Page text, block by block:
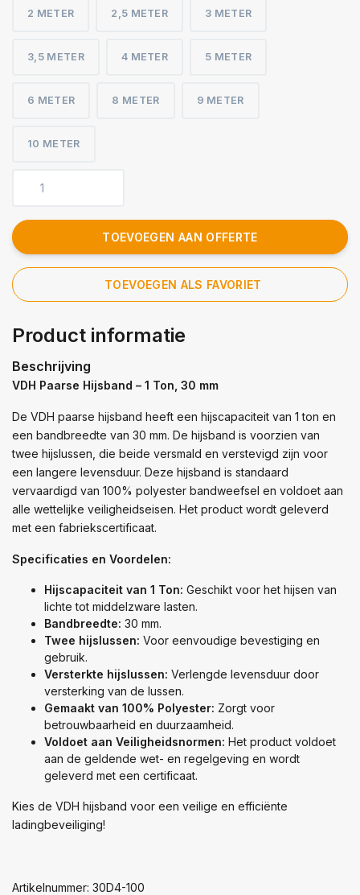
2 METER 2,5 METER 3 METER
3,5 METER 4 METER 5 METER
6 METER 8 METER 9 METER
10 METER
TOEVOEGEN AAN OFFERTE
TOEVOEGEN ALS FAVORIET
Product informatie
Beschrijving
VDH Paarse Hijsband – 1 Ton, 30 mm
De VDH paarse hijsband heeft een hijscapaciteit van 1 ton en
een bandbreedte van 30 mm. De hijsband is voorzien van
twee hijslussen, die beide versmald en verstevigd zijn voor
een langere levensduur. Deze hijsband is standaard
vervaardigd van 100% polyester bandweefsel en voldoet aan
alle wettelijke veiligheidseisen. Het product wordt geleverd
met een fabriekscertificaat.
Specificaties en Voordelen:
Hijscapaciteit van 1 Ton: Geschikt voor het hijsen van
lichte tot middelzware lasten.
Bandbreedte: 30 mm.
Twee hijslussen: Voor eenvoudige bevestiging en
gebruik.
Versterkte hijslussen: Verlengde levensduur door
versterking van de lussen.
Gemaakt van 100% Polyester: Zorgt voor
betrouwbaarheid en duurzaamheid.
Voldoet aan Veiligheidsnormen: Het product voldoet
aan de geldende wet- en regelgeving en wordt
geleverd met een certificaat.
Kies de VDH hijsband voor een veilige en efficiënte
ladingbeveiliging!
Artikelnummer: 30D4-100